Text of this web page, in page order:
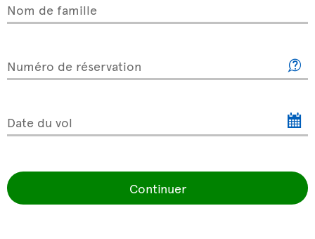
Nom de famille
Numéro de réservation
Date du vol
Continuer